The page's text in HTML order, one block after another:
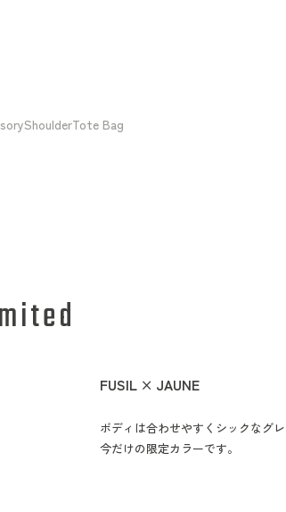
ShoulderTote Bag
FUSIL × JAUNE
ボディは合わせやすくシックなグ
今だけの限定カラーです。